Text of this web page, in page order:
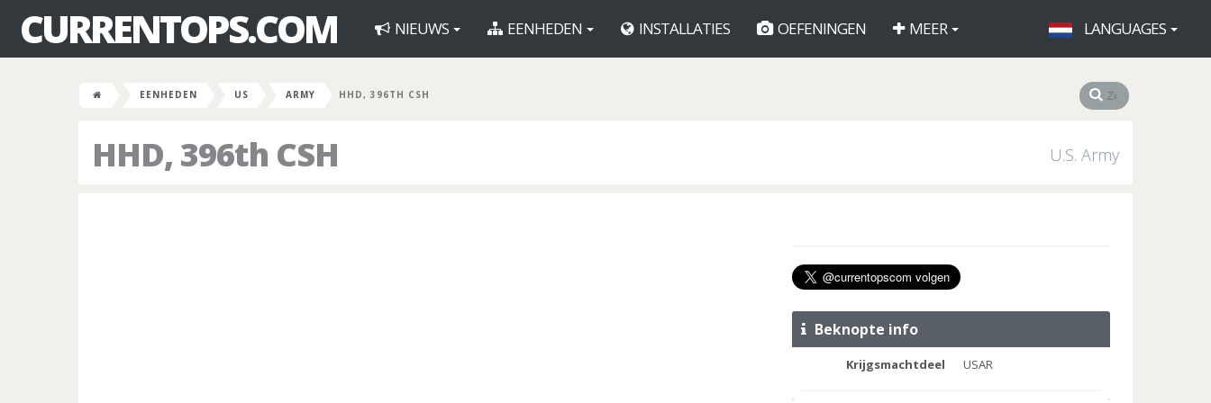
CURRENTOPS.COM NIEUWS EENHEDEN INSTALLATIES OEFENINGEN MEER LANGUAGES
EENHEDEN US ARMY HHD, 396TH CSH
HHD, 396th CSH U.S. Army
Beknopte info
Krijgsmachtdeel USAR